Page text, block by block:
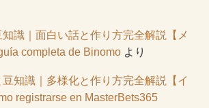
識｜面白い話と作り方完全解説【メ
completa de Binomoより
知識｜多様化と作り方完全解説【イ
registrarse en MasterBets365